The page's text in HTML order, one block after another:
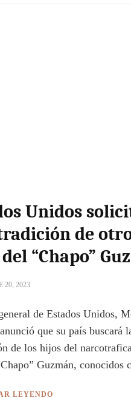
Unidos
de
“Chapo”
20, 2023
de Estados Unidos,
que su país buscará
de los hijos del
Guzmán, conocidos
LEYENDO